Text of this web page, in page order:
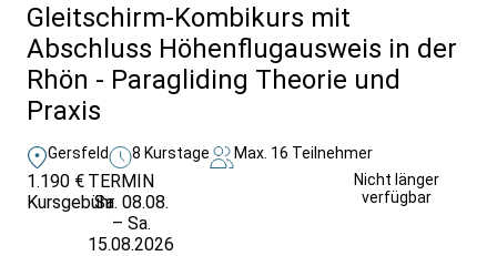
Gleitschirm-Kombikurs mit
Abschluss Höhenflugausweis in der
Rhön - Paragliding Theorie und
Praxis
Gersfeld 8 Kurstage Max. 16 Teilnehmer
1.190 €
Kursgebühr
TERMIN
Sa. 08.08.
– Sa.
15.08.2026
Nicht länger
verfügbar